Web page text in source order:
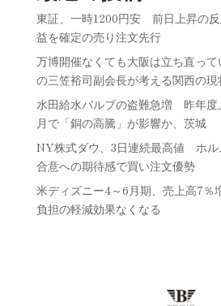
東証、一時1200円安 前日上昇の
益を確定の売り注文先行
万博開催なくても大阪は立ち直っ
の三笠裕司副会長が考える関西の現
水田給水バルブの盗難急増 昨年度
月で「銅の高騰」が影響か、茨城
NY株式ダウ、3日連続最高値 ホル
合意への期待感で買い注文優勢
米ディズニー4～6月期、売上高7
負担の軽減効果なくなる